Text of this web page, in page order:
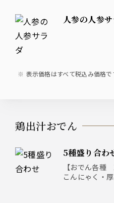
人参の人参
表示価格はすべて税込み価格で
鶏出汁おでん
5種盛り合わ
【おでん各種
こんにゃく・